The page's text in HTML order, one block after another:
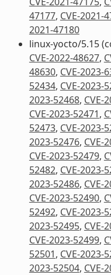
47177, CVE-2021-
2021-47180
linux-yocto/5.15
CVE-2022-48627,
48630, CVE-2023-
52434, CVE-2023-
2023-52468, CVE-
CVE-2023-52471,
52473, CVE-2023-
2023-52476, CVE-
CVE-2023-52479,
52482, CVE-2023-
2023-52486, CVE-
CVE-2023-52490,
52492, CVE-2023-
2023-52495, CVE-
CVE-2023-52499,
52501, CVE-2023-
2023-52504, CVE-